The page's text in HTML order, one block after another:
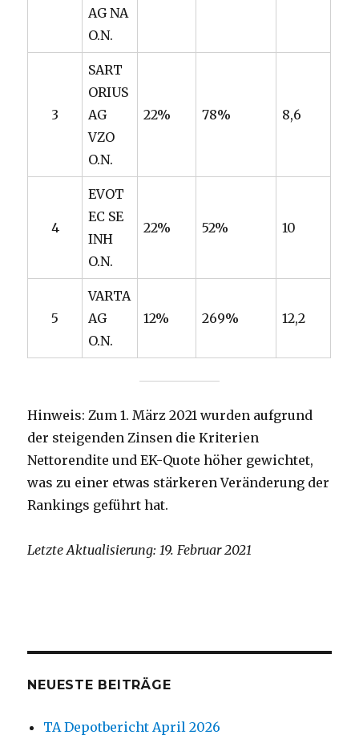
AG NA
O.N.
3
SART
ORIUS
AG
VZO
O.N.
22% 78% 8,6
4
EVOT
EC SE
INH
O.N.
22% 52% 10
5
VARTA
AG
O.N.
12% 269% 12,2
Hinweis: Zum 1. März 2021 wurden aufgrund
der steigenden Zinsen die Kriterien
Nettorendite und EK-Quote höher gewichtet,
was zu einer etwas stärkeren Veränderung der
Rankings geführt hat.
Letzte Aktualisierung: 19. Februar 2021
NEUESTE BEITRÄGE
TA Depotbericht April 2026